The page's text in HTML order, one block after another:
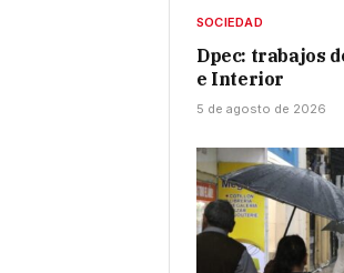
SOCIEDAD
Dpec: trabajos
e Interior
5 de agosto de 2026